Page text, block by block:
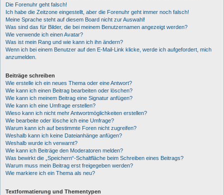
Die Forenuhr geht falsch!
Ich habe die Zeitzone eingestellt, aber die Forenuhr geht immer noch falsch!
Meine Sprache steht auf diesem Board nicht zur Auswahl!
Was sind das für Bilder, die bei meinem Benutzernamen angezeigt werden?
Wie verwende ich einen Avatar?
Was ist mein Rang und wie kann ich ihn ändern?
Wenn ich bei einem Benutzer auf den E-Mail-Link klicke, werde ich aufgefordert, mich
anzumelden.
Beiträge schreiben
Wie erstelle ich ein neues Thema oder eine Antwort?
Wie kann ich einen Beitrag bearbeiten oder löschen?
Wie kann ich meinem Beitrag eine Signatur anfügen?
Wie kann ich eine Umfrage erstellen?
Wieso kann ich nicht mehr Antwortmöglichkeiten erstellen?
Wie bearbeite oder lösche ich eine Umfrage?
Warum kann ich auf bestimmte Foren nicht zugreifen?
Weshalb kann ich keine Dateianhänge anfügen?
Weshalb wurde ich verwarnt?
Wie kann ich Beiträge den Moderatoren melden?
Was bewirkt die „Speichern“-Schaltfläche beim Schreiben eines Beitrags?
Warum muss mein Beitrag erst freigegeben werden?
Wie markiere ich ein Thema als neu?
Textformatierung und Thementypen